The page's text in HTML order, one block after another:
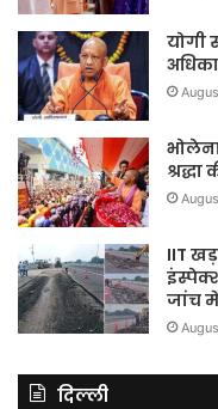
योगी
श्रद्धा
IIT
जांच
दिल्ली